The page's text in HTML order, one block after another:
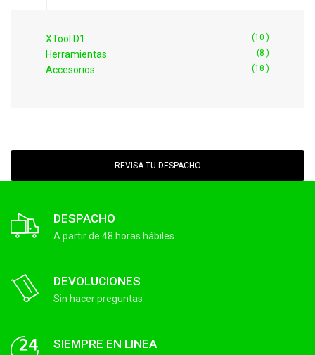
XTool D1 (10 )
Herramientas (8 )
Accesorios (18 )
REVISA TU DESPACHO
DESPACHO
A partir de 48 horas hábiles
DEVOLUCIONES
Sin hacer preguntas
SIEMPRE EN LINEA